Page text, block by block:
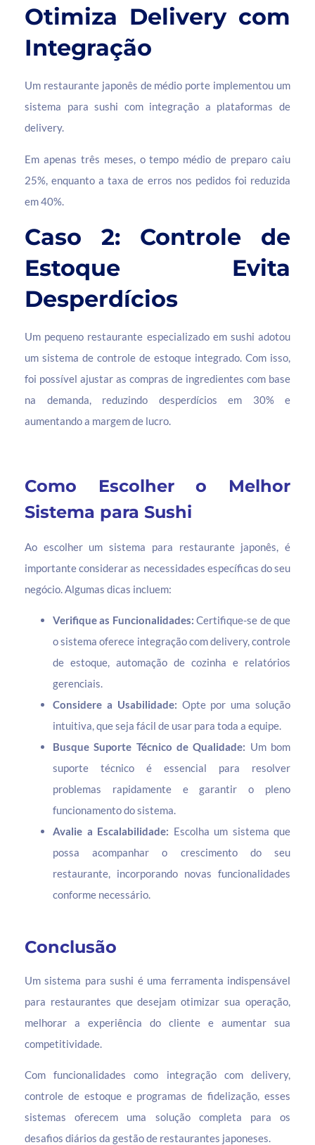
Otimiza Delivery com
Integração
Um restaurante japonês de médio porte implementou um
sistema para sushi com integração a plataformas de
delivery.
Em apenas três meses, o tempo médio de preparo caiu
25%, enquanto a taxa de erros nos pedidos foi reduzida
em 40%.
Caso 2: Controle de
Estoque Evita
Desperdícios
Um pequeno restaurante especializado em sushi adotou
um sistema de controle de estoque integrado. Com isso,
foi possível ajustar as compras de ingredientes com base
na demanda, reduzindo desperdícios em 30% e
aumentando a margem de lucro.
Como Escolher o Melhor
Sistema para Sushi
Ao escolher um sistema para restaurante japonês, é
importante considerar as necessidades específicas do seu
negócio. Algumas dicas incluem:
Verifique as Funcionalidades: Certifique-se de que
o sistema oferece integração com delivery, controle
de estoque, automação de cozinha e relatórios
gerenciais.
Considere a Usabilidade: Opte por uma solução
intuitiva, que seja fácil de usar para toda a equipe.
Busque Suporte Técnico de Qualidade: Um bom
suporte técnico é essencial para resolver
problemas rapidamente e garantir o pleno
funcionamento do sistema.
Avalie a Escalabilidade: Escolha um sistema que
possa acompanhar o crescimento do seu
restaurante, incorporando novas funcionalidades
conforme necessário.
Conclusão
Um sistema para sushi é uma ferramenta indispensável
para restaurantes que desejam otimizar sua operação,
melhorar a experiência do cliente e aumentar sua
competitividade.
Com funcionalidades como integração com delivery,
controle de estoque e programas de fidelização, esses
sistemas oferecem uma solução completa para os
desafios diários da gestão de restaurantes japoneses.